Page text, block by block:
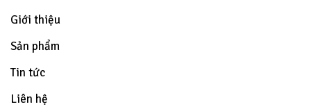
Giới thiệu
Sản phẩm
Tin tức
Liên hệ